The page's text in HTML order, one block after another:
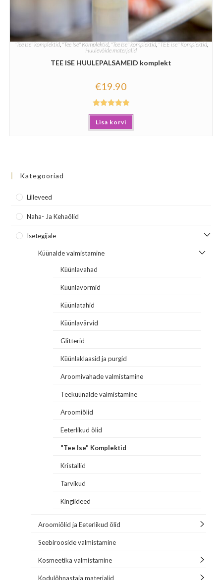
"Tee Ise" komplektid,"Tee Ise" Komplektid,"Tee Ise" komplektid,"TEE ise" Komplektid,
Huulevõide materjalid
TEE ISE HUULEPALSAMEID komplekt
€19.90
Hinnanguga
5.00/ 5
Lisa korvi
Kategooriad
Lilleveed
Naha- Ja Kehaõlid
Isetegijale
Küünalde valmistamine
Küünlavahad
Küünlavormid
Küünlatahid
Küünlavärvid
Glitterid
Küünlaklaasid ja purgid
Aroomivahade valmistamine
Teeküünalde valmistamine
Aroomiõlid
Eeterlikud õlid
"Tee Ise" Komplektid
Kristallid
Tarvikud
Kingiideed
Aroomiõlid ja Eeterlikud õlid
Seebirooside valmistamine
Kosmeetika valmistamine
Kodulõhnastaja materjalid